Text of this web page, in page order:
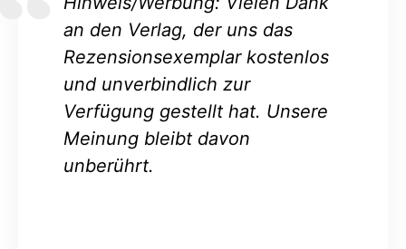
an den Verlag, der uns das
Rezensionsexemplar kostenlos
und unverbindlich zur
Verfügung gestellt hat. Unsere
Meinung bleibt davon
unberührt.